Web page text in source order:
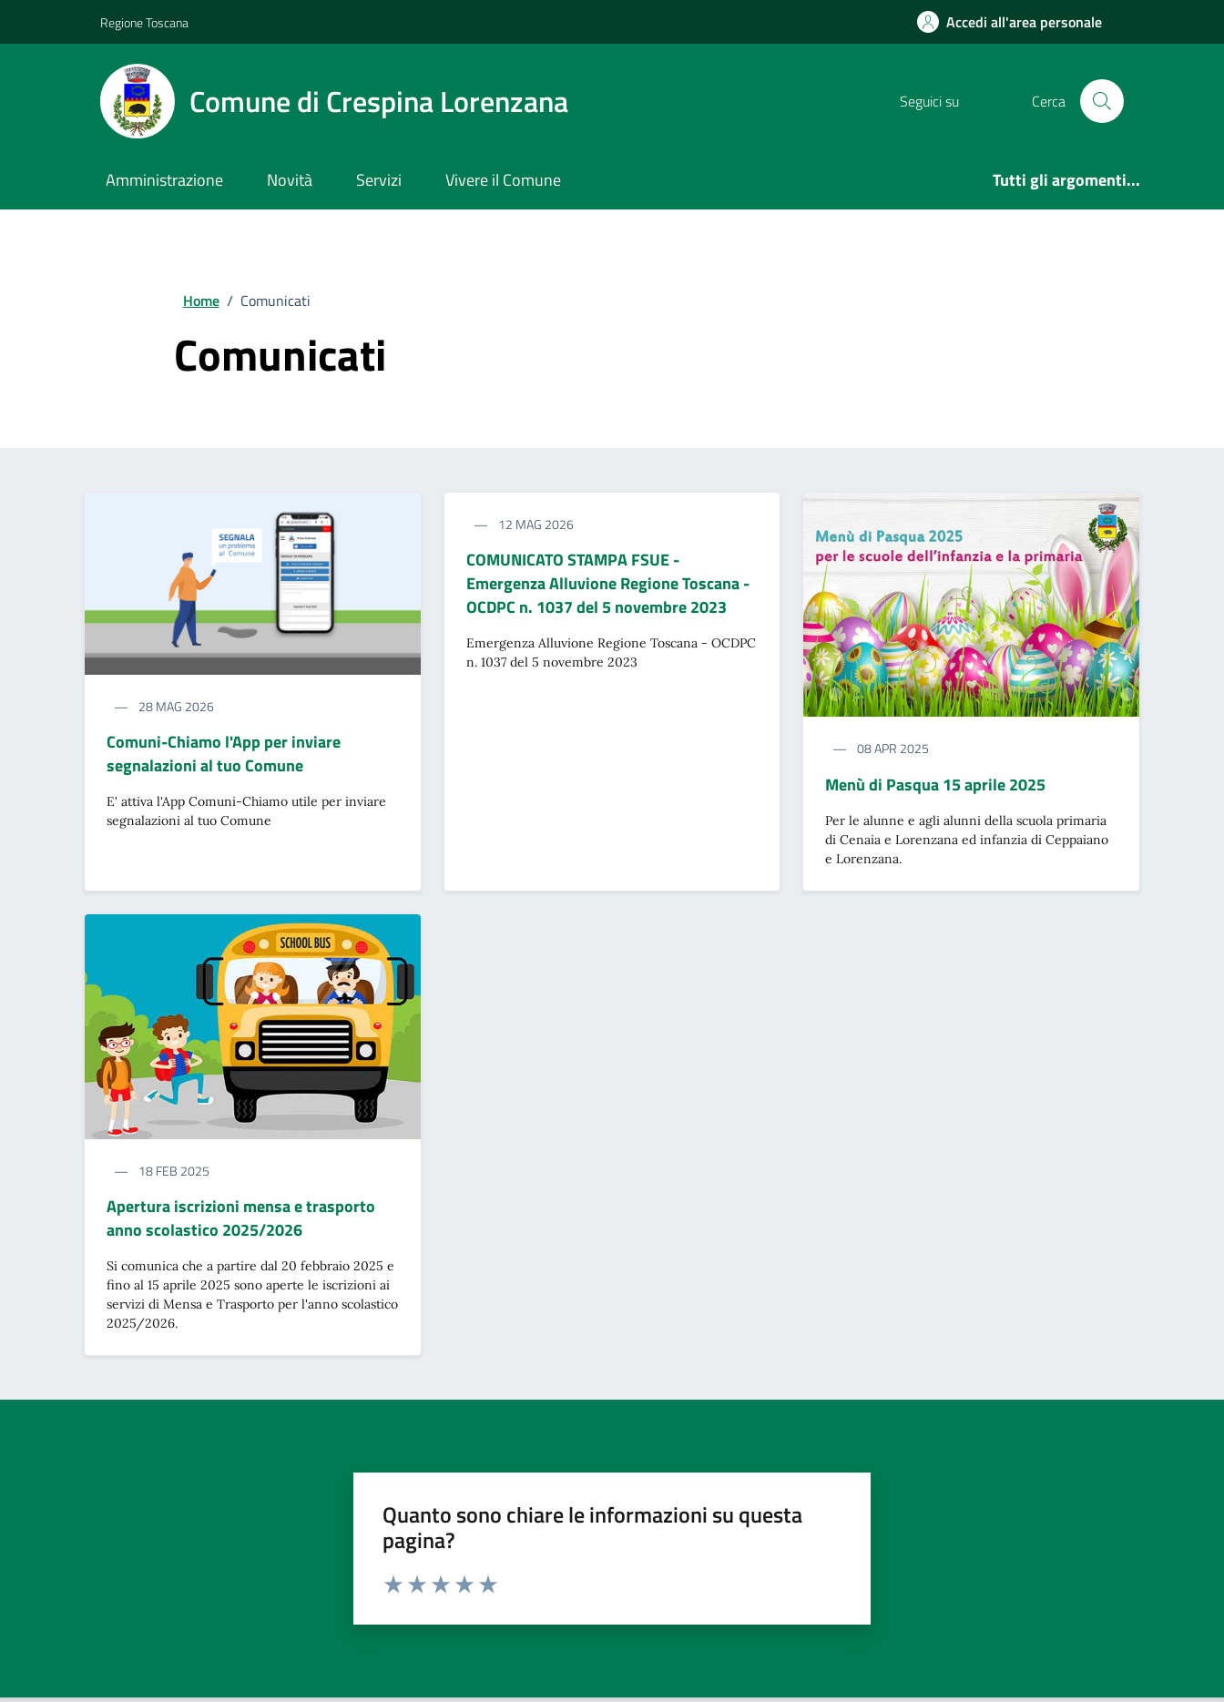
Regione Toscana Accedi all'area personale
Comune di Crespina Lorenzana Seguici su Cerca
Amministrazione Novità Servizi Vivere il Comune Tutti gli argomenti...
Home / Comunicati
Comunicati
28 MAG 2026
Comuni-Chiamo l'App per inviare
segnalazioni al tuo Comune
E' attiva l'App Comuni-Chiamo utile per inviare
segnalazioni al tuo Comune
12 MAG 2026
COMUNICATO STAMPA FSUE -
Emergenza Alluvione Regione Toscana -
OCDPC n. 1037 del 5 novembre 2023
Emergenza Alluvione Regione Toscana - OCDPC
n. 1037 del 5 novembre 2023
08 APR 2025
Menù di Pasqua 15 aprile 2025
Per le alunne e agli alunni della scuola primaria
di Cenaia e Lorenzana ed infanzia di Ceppaiano
e Lorenzana.
18 FEB 2025
Apertura iscrizioni mensa e trasporto
anno scolastico 2025/2026
Si comunica che a partire dal 20 febbraio 2025 e
fino al 15 aprile 2025 sono aperte le iscrizioni ai
servizi di Mensa e Trasporto per l'anno scolastico
2025/2026.
Quanto sono chiare le informazioni su questa
pagina?
Valuta da 1 a 5 stelle la pagina